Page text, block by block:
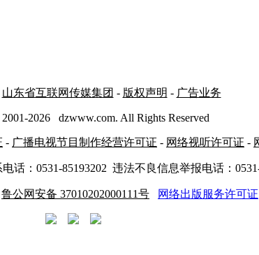
山东省互联网传媒集团 - 版权声明 - 广告业务
2026 dzwww.com. All Rights Reserved
- 广播电视节目制作经营许可证 - 网络视听许可证 -
话：0531-85193202 违法不良信息举报电话：
鲁公网安备 37010202000111号 网络出版服务许可证